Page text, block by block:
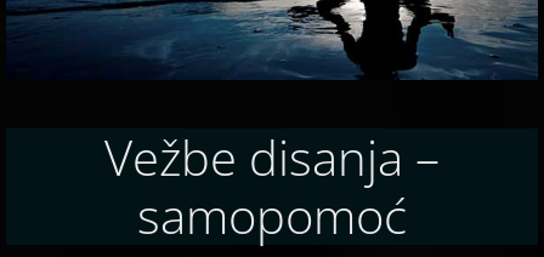
Vežbe disanja –
samopomoć